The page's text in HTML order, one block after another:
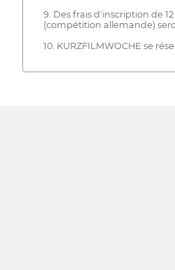
9. Des frais d'inscription de
(compétition allemande)
10. KURZFILMWOCHE se